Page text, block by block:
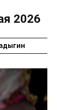
2026